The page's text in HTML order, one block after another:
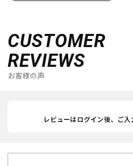
CUSTOMER
REVIEWS
お客様の声
レビューはログイン後、ご入